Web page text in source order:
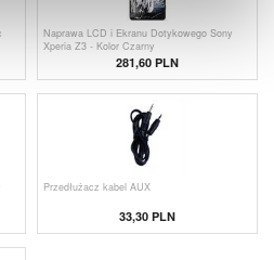
Naprawa LCD i Ekranu Dotykowego Sony
Xperia Z3 - Kolor Czarny
281,60 PLN
Przedłużacz kabel AUX
33,30 PLN